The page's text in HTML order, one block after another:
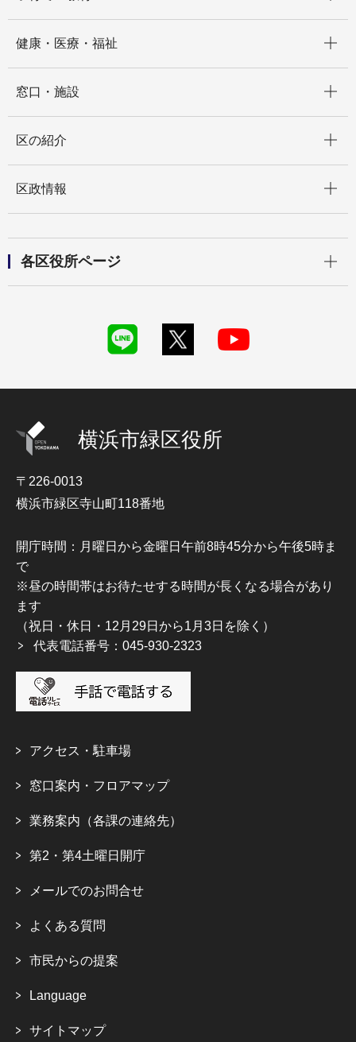
健康・医療・福祉
窓口・施設
区の紹介
区政情報
各区役所ページ
横浜市緑区役所
〒226-0013
横浜市緑区寺山町118番地
開庁時間：月曜日から金曜日午前8時45分から午後5時ま
で
※昼の時間帯はお待たせする時間が長くなる場合があり
ます
（祝日・休日・12月29日から1月3日を除く）
代表電話番号：045-930-2323
アクセス・駐車場
窓口案内・フロアマップ
業務案内（各課の連絡先）
第2・第4土曜日開庁
メールでのお問合せ
よくある質問
市民からの提案
Language
サイトマップ